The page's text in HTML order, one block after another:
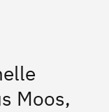
Moos,